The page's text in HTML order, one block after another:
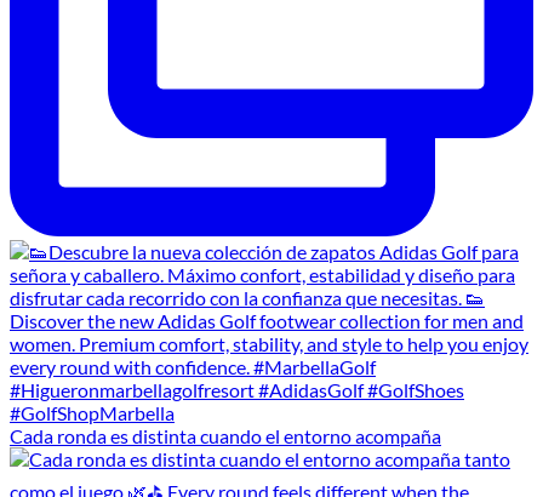
Cada ronda es distinta cuando el entorno acompaña